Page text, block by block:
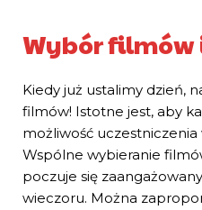
Wybór
Kiedy już ustalimy dzień,
filmów! Istotne jest, aby
możliwość
Wspólne wybieranie
poczuje się
wieczoru. Można